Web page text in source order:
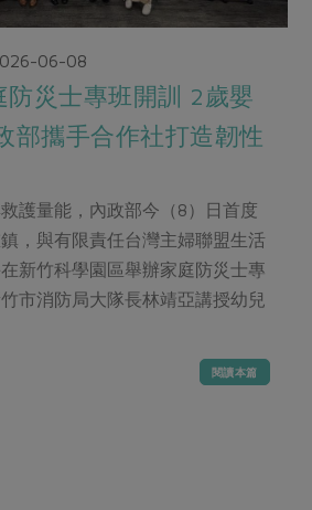
水產
沖泡飲品
週
惠案
支持本土農糧
能源議題
減塑減廢
06-08
防災士專班開訓 2歲嬰
部攜手合作社打造韌性
護量能，內政部今（8）日首度
，與有限責任台灣主婦聯盟生活
新竹科學園區舉辦家庭防災士專
市消防局大隊長林靖亞講授幼兒
閱讀本篇